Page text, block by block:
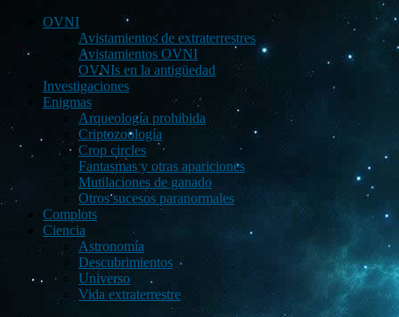
OVNI
Avistamientos de extraterrestres
Avistamientos OVNI
OVNIs en la antigüedad
Investigaciones
Enigmas
Arqueología prohibida
Criptozoología
Crop circles
Fantasmas y otras apariciones
Mutilaciones de ganado
Otros sucesos paranormales
Complots
Ciencia
Astronomía
Descubrimientos
Universo
Vida extraterrestre